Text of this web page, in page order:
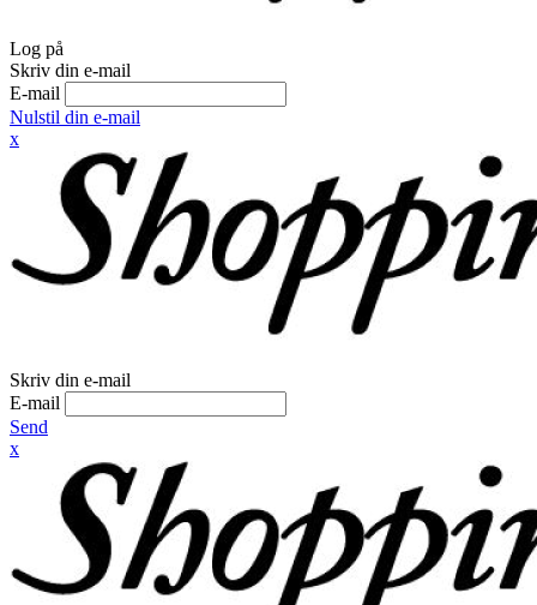
Log på
Skriv din e-mail
E-mail
Nulstil din e-mail
x
Skriv din e-mail
E-mail
Send
x